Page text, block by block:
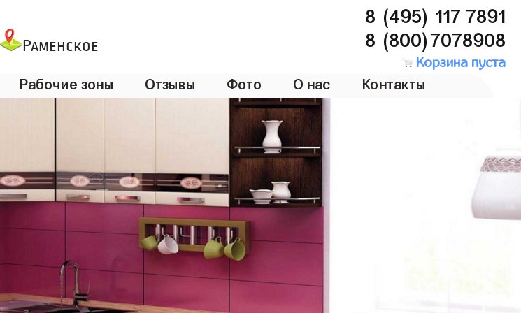
Раменское
8 (495) 117 7891
8 (800)7078908
Корзина пуста
Рабочие зоны Отзывы Фото О нас Контакты